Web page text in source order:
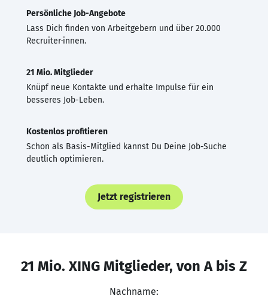
Persönliche Job-Angebote
Lass Dich finden von Arbeitgebern und über 20.000
Recruiter·innen.
21 Mio. Mitglieder
Knüpf neue Kontakte und erhalte Impulse für ein
besseres Job-Leben.
Kostenlos profitieren
Schon als Basis-Mitglied kannst Du Deine Job-Suche
deutlich optimieren.
Jetzt registrieren
21 Mio. XING Mitglieder, von A bis Z
Nachname: